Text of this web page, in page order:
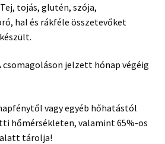
Tej, tojás, glutén, szója,
hal és rákféle összetevőket
csomagoláson jelzett hónap végéig
vagy egyéb hőhatástól
hőmérsékleten, valamint 65%-os
tárolja!